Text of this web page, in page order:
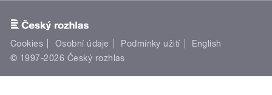
Cookies Osobní údaje Podmínky užití
English
© 1997-2026 Český rozhlas